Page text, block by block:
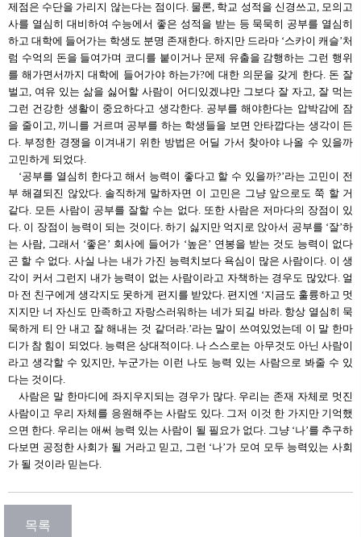
제점은 수단을 가리지 않는다는 점이다. 물론, 학교 성적을 신경쓰고, 모의고
사를 열심히 대비하여 수능에서 좋은 성적을 받는 등 묵묵히 공부를 열심히
하고 대학에 들어가는 학생도 분명 존재한다. 하지만 드라마 ‘스카이 캐슬’처
럼 수억의 돈을 들여가며 코디를 붙이거나 문제 유출을 감행하는 그런 행위
를 해가면서까지 대학에 들어가야 하는가?에 대한 의문을 갖게 한다. 돈 잘
벌고, 여유 있는 삶을 싫어할 사람이 어디있겠냐만 그보다 잘 자고, 잘 먹는
그런 건강한 생활이 중요하다고 생각한다. 공부를 해야한다는 압박감에 잠
을 줄이고, 끼니를 거르며 공부를 하는 학생들을 보면 안타깝다는 생각이 든
다. 부정한 경쟁을 이겨내기 위한 방법은 어딜 가서 찾아야 나올 수 있을까
고민하게 되었다.
‘공부를 열심히 한다고 해서 능력이 좋다고 할 수 있을까?’라는 고민이 전
부 해결되진 않았다. 솔직하게 말하자면 이 고민은 그냥 앞으로도 쭉 할 거
같다. 모든 사람이 공부를 잘할 수는 없다. 또한 사람은 저마다의 장점이 있
다. 이 장점이 능력이 되는 것이다. 하기 싫지만 억지로 앉아서 공부를 ‘잘’하
는 사람, 그래서 ‘좋은’ 회사에 들어가 ‘높은’ 연봉을 받는 것도 능력이 없다
곤 할 수 없다. 사실 나는 내가 가진 능력치보다 욕심이 많은 사람이다. 이 생
각이 커서 그런지 내가 능력이 없는 사람이라고 자책하는 경우도 많았다. 얼
마 전 친구에게 생각지도 못하게 편지를 받았다. 편지엔 ‘지금도 훌륭하고 멋
지지만 너 자신도 만족하고 자랑스러워하는 네가 되길 바라. 항상 열심히 묵
묵하게 티 안 내고 잘 해내는 것 같더라.’라는 말이 쓰여있었는데 이 말 한마
디가 참 힘이 되었다. 능력은 상대적이다. 나 스스로는 아무것도 아닌 사람이
라고 생각할 수 있지만, 누군가는 이런 나도 능력 있는 사람으로 봐줄 수 있
다는 것이다.
사람은 말 한마디에 좌지우지되는 경우가 많다. 우리는 존재 자체로 멋진
사람이고 우리 자체를 응원해주는 사람도 있다. 그저 이것 한 가지만 기억했
으면 한다. 우리는 애써 능력 있는 사람이 될 필요가 없다. 그냥 ‘나’를 추구하
다보면 공정한 사회가 될 거라고 믿고, 그런 ‘나’가 모여 모두 능력있는 사회
가 될 것이라 믿는다.